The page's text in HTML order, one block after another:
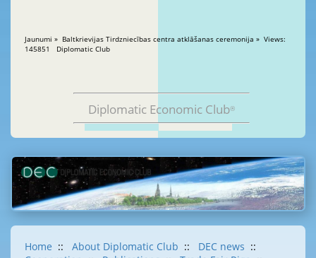
Jaunumi » Baltkrievijas Tirdzniecības centra atklāšanas ceremonija » Views:
145851 Diplomatic Club
Diplomatic Economic Club®
Home :: About Diplomatic Club :: DEC news ::